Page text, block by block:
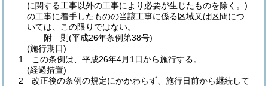
に関する工事以外の工事により必要が生じたものを除く。)
の工事に着手したものの当該工事に係る区域又は区間につ
いては、この限りではない。
附 則(平成26年条例第38号)
(施行期日)
1
この条例は、平成26年4月1日から施行する。
(経過措置)
2
改正後の条例の規定にかかわらず、施行日前から継続して